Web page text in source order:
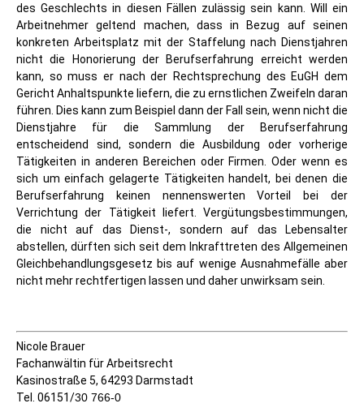
des Geschlechts in diesen Fällen zulässig sein kann. Will ein
Arbeitnehmer geltend machen, dass in Bezug auf seinen
konkreten Arbeitsplatz mit der Staffelung nach Dienstjahren
nicht die Honorierung der Berufserfahrung erreicht werden
kann, so muss er nach der Rechtsprechung des EuGH dem
Gericht Anhaltspunkte liefern, die zu ernstlichen Zweifeln daran
führen. Dies kann zum Beispiel dann der Fall sein, wenn nicht die
Dienstjahre für die Sammlung der Berufserfahrung
entscheidend sind, sondern die Ausbildung oder vorherige
Tätigkeiten in anderen Bereichen oder Firmen. Oder wenn es
sich um einfach gelagerte Tätigkeiten handelt, bei denen die
Berufserfahrung keinen nennenswerten Vorteil bei der
Verrichtung der Tätigkeit liefert. Vergütungsbestimmungen,
die nicht auf das Dienst-, sondern auf das Lebensalter
abstellen, dürften sich seit dem Inkrafttreten des Allgemeinen
Gleichbehandlungsgesetz bis auf wenige Ausnahmefälle aber
nicht mehr rechtfertigen lassen und daher unwirksam sein.
Nicole Brauer
Fachanwältin für Arbeitsrecht
Kasinostraße 5, 64293 Darmstadt
Tel. 06151/30 766-0